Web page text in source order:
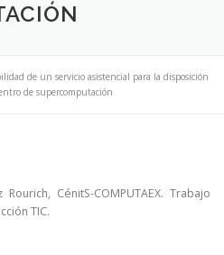
de un servicio asistencial para la disposición
de supercomputación
CénitS-COMPUTAEX. Trabajo
TIC.